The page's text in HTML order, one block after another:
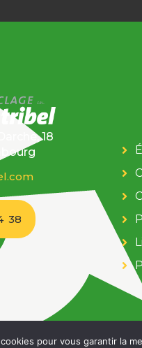
18
38
Rgpd Conditions générales
pour vous garantir la